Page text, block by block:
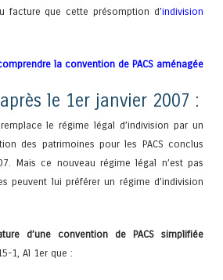
facture que cette présomption d’indivision
la convention de PACS aménagée
le 1er janvier 2007 :
le régime légal d’indivision par un
des patrimoines pour les PACS conclus
Mais ce nouveau régime légal n’est pas
peuvent lui préférer un régime d’indivision
d’une convention de PACS simplifiée
1, Al 1er que :